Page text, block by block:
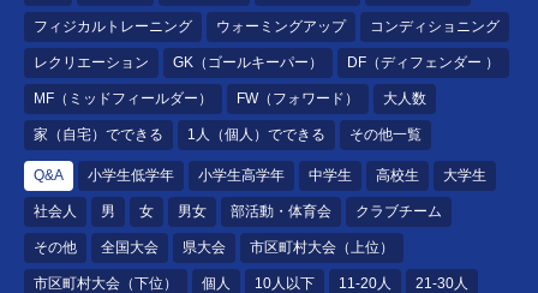
フィジカルトレーニング ウォーミングアップ コンディショニング
レクリエーション GK（ゴールキーパー） DF（ディフェンダー ）
MF（ミッドフィールダー） FW（フォワード） 大人数
家（自宅）でできる 1人（個人）でできる その他一覧
Q&A 小学生低学年 小学生高学年 中学生 高校生 大学生
社会人 男 女 男女 部活動・体育会 クラブチーム
その他 全国大会 県大会 市区町村大会（上位）
市区町村大会（下位） 個人 10人以下 11-20人 21-30人